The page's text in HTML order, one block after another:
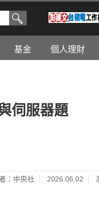
基金 個人理財
伺服器題
：中央社 2026.06.02